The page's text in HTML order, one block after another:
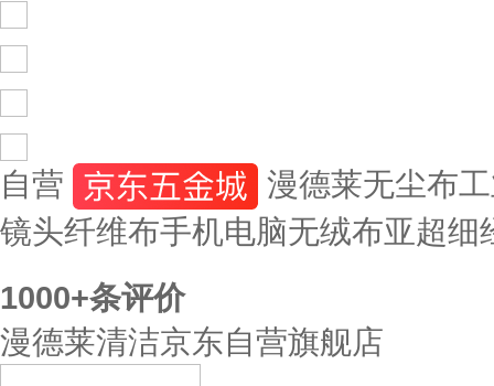
自营
漫德莱无尘布
镜头纤维布手机电脑无绒布亚超细
1000+条评价
漫德莱清洁京东自营旗舰店